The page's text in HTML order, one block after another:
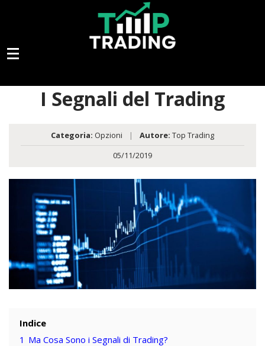
I Segnali del Trading
Categoria: Opzioni | Autore: Top Trading
05/11/2019
Indice
1 Ma Cosa Sono i Segnali di Trading?